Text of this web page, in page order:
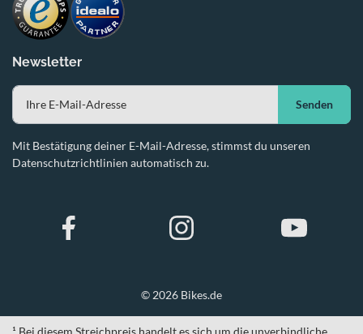
Newsletter
Senden
Mit Bestätigung deiner E-Mail-Adresse, stimmst du unseren
Datenschutzrichtlinien automatisch zu.
© 2026 Bikes.de
¹ Bei diesem Streichpreis handelt es sich um die unverbindliche